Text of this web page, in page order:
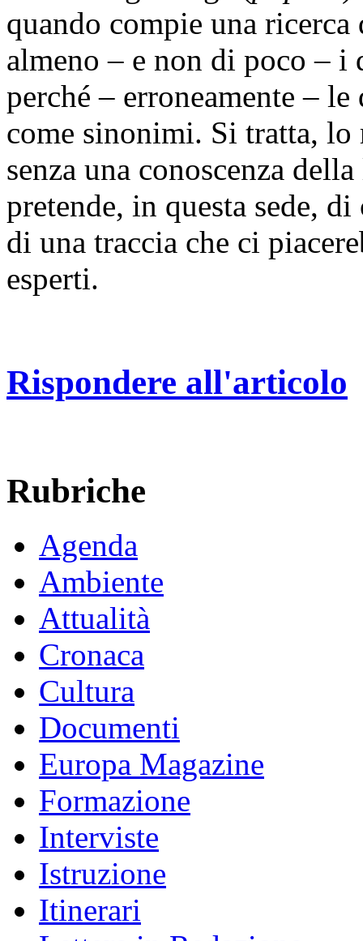
quando compie una
almeno – e non di poco – i
perché – erroneamente –
come sinonimi. Si tratta,
senza una conoscenza
pretende, in questa sede,
di una traccia che ci
esperti.
Rispondere all'articolo
Rubriche
Agenda
Ambiente
Attualità
Cronaca
Cultura
Documenti
Europa Magazine
Formazione
Interviste
Istruzione
Itinerari